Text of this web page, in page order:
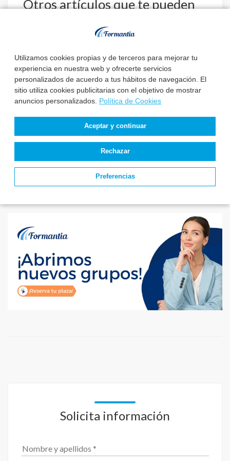
Utilizamos cookies propias y de terceros para mejorar tu
experiencia en nuestra web y ofrecerte servicios
personalizados de acuerdo a tus hábitos de navegación. El
sitio utiliza cookies publicitarias con el objetivo de mostrar
anuncios personalizados. Política de Cookies
Aceptar y continuar
Rechazar
Preferencias
Otros artículos que te pueden
El Instituto Nacional
de Gestión Sanitaria
aprueba la relaci...
El Servicio de Salud
de Castilla y León
acuerda la
designaci...
plazas de TEL –
Técnico Superior L...
Solicita información